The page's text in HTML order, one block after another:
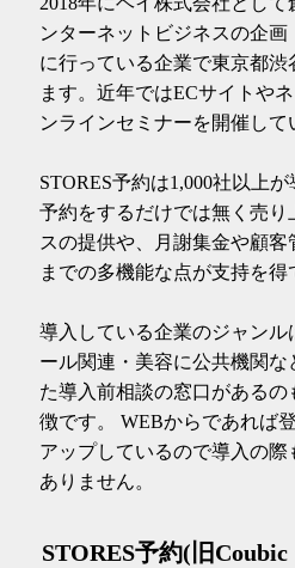
ンターネットビジネスの企
に行っている企業で東京都
ます。近年ではECサイトや
ンラインセミナーを開催して
STORES予約は1,000社以上
予約をするだけでは無く売
スの提供や、月謝集金や顧
までの多機能な点が支持を得
導入している企業のジャンル
ール関連・美容に公共機関な
た導入前相談の窓口がある
徴です。 WEBからであれば
アップしているので導入の
ありません。
STORES予約(旧